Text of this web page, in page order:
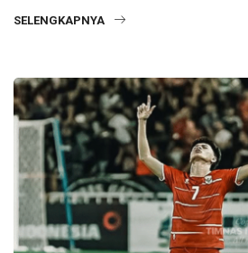
SELENGKAPNYA